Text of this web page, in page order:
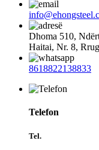
Dhoma 510,
Haitai, Nr. 8,
8618822138833
Telefon
Tel.